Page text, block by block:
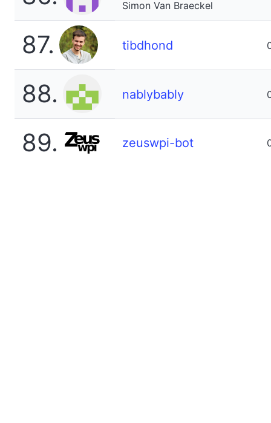
Simon Van Braeckel
87. tibdhond
88. nablybably
89. zeuswpi-bot